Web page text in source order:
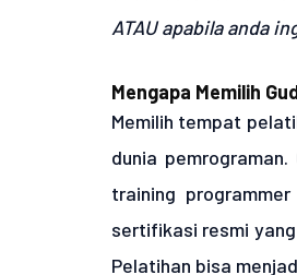
ATAU apabila anda
Mengapa Memilih
Memilih tempat
dunia
training
sertifikasi resmi
Pelatihan bisa